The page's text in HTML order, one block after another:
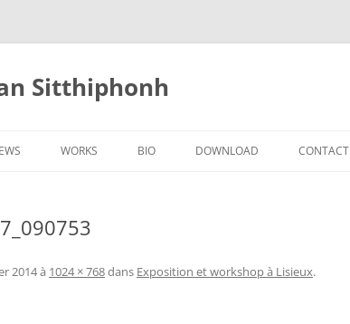
Sitthiphonh
WORKS
CERNUNNOS
BIO DOWNLOAD CONTACT
2014à 1024 × 768dans Exposition et workshop à Lisieux.